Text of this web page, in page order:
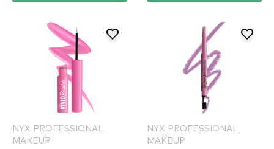
NYX PROFESSIONAL
MAKEUP
NYX PROFESSIONAL
MAKEUP